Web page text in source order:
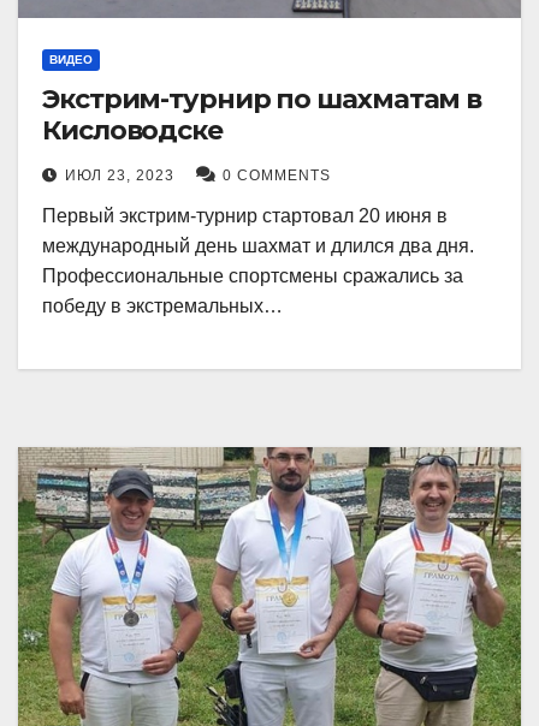
ВИДЕО
Экстрим-турнир по шахматам в
Кисловодске
ИЮЛ 23, 2023 0 COMMENTS
Первый экстрим-турнир стартовал 20 июня в
международный день шахмат и длился два дня.
Профессиональные спортсмены сражались за
победу в экстремальных…